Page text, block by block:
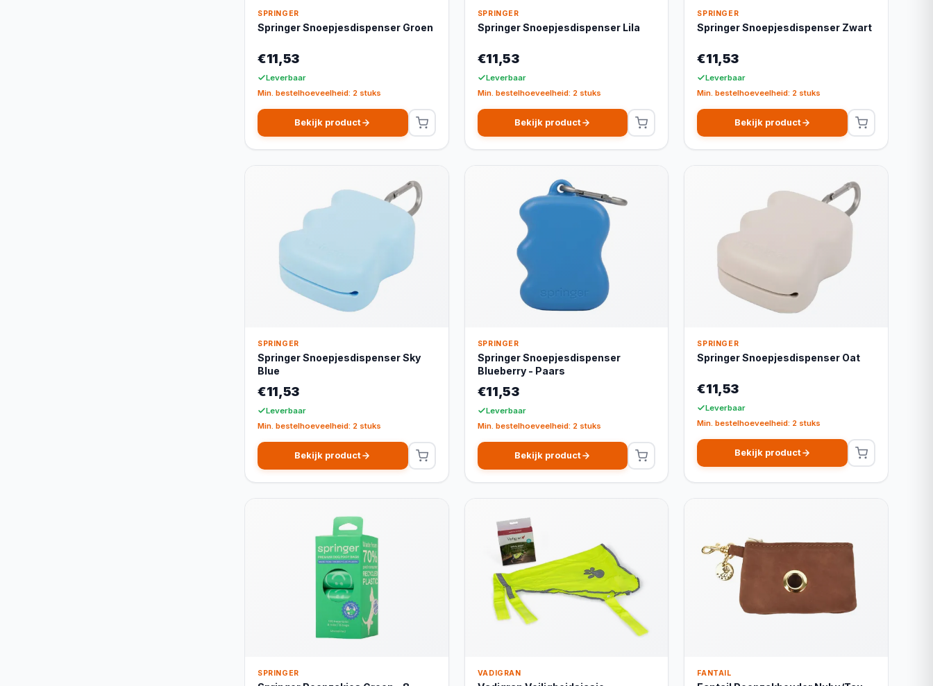
SPRINGER
Springer Snoepjesdispenser Groen
€11,53
Leverbaar
Min. bestelhoeveelheid: 2 stuks
Bekijk product
SPRINGER
Springer Snoepjesdispenser Lila
€11,53
Leverbaar
Min. bestelhoeveelheid: 2 stuks
Bekijk product
SPRINGER
Springer Snoepjesdispenser Zwart
€11,53
Leverbaar
Min. bestelhoeveelheid: 2 stuks
Bekijk product
SPRINGER
Springer Snoepjesdispenser Sky
Blue
€11,53
Leverbaar
Min. bestelhoeveelheid: 2 stuks
Bekijk product
SPRINGER
Springer Snoepjesdispenser
Blueberry - Paars
€11,53
Leverbaar
Min. bestelhoeveelheid: 2 stuks
Bekijk product
SPRINGER
Springer Snoepjesdispenser Oat
€11,53
Leverbaar
Min. bestelhoeveelheid: 2 stuks
Bekijk product
SPRINGER VADIGRAN FANTAIL